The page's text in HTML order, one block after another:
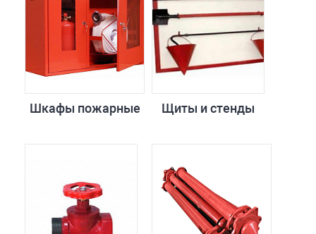
Шкафы пожарные Щиты и стенды